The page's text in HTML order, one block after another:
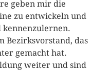
geben mir die
zu entwickeln und
kennenzulernen.
Bezirksvorstand, das
gemacht hat.
weiter und sind